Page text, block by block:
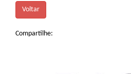
Voltar
Compartilhe: